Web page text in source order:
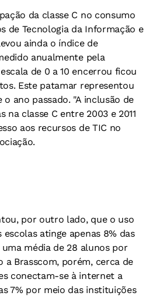
da classe C no consumo
de Tecnologia da Informação e
ainda o índice de
anualmente pela
de 0 a 10 encerrou ficou
Este patamar representou
ano passado. "A inclusão de
na classe C entre 2003 e 2011
aos recursos de TIC no
por outro lado, que o uso
atinge apenas 8% das
média de 28 alunos por
a Brasscom, porém, cerca de
conectam-se à internet a
7% por meio das instituições